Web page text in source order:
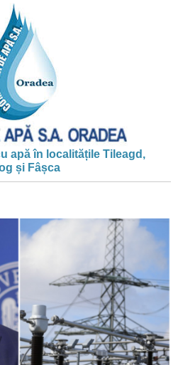
apă în localitățile Tileagd,
și Fâșca